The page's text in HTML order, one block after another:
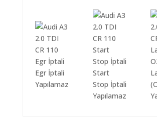
Egr İptali
Yapılamaz
Start
Stop İptali
Yapılamaz